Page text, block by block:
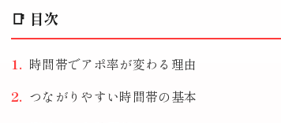
📑 目次
時間帯でアポ率が変わる理由
つながりやすい時間帯の基本